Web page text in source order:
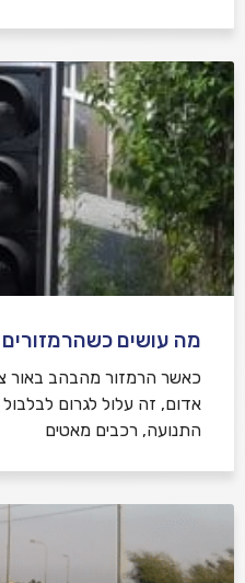
מה עושים
כאשר הרמזור מהבהב באור
אדום, זה עלול לגרום
התנועה, רכבים מאטים